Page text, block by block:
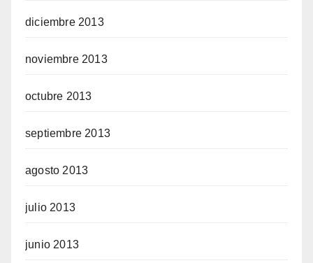
diciembre 2013
noviembre 2013
octubre 2013
septiembre 2013
agosto 2013
julio 2013
junio 2013